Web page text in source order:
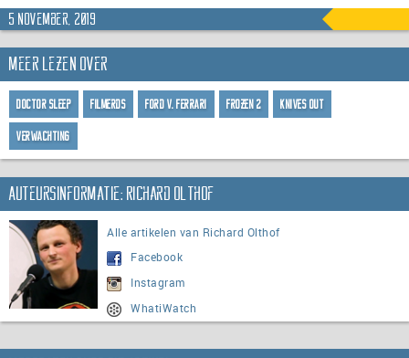
5 november, 2019
Meer lezen over
Doctor Sleep Filmerds Ford v. Ferrari Frozen 2 Knives Out
Verwachting
Auteursinformatie: Richard Olthof
Alle artikelen van Richard Olthof
Facebook
Instagram
WhatiWatch